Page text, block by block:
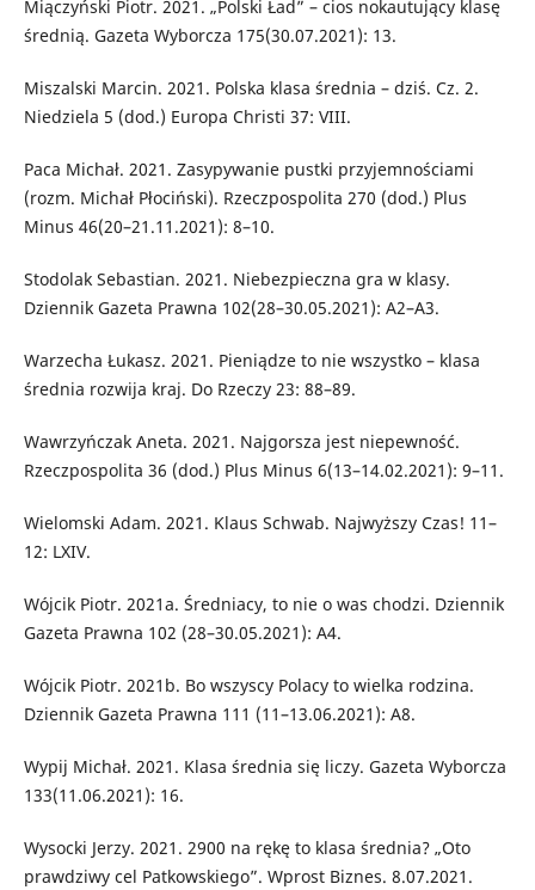
Miączyński Piotr. 2021. „Polski Ład” – cios nokautujący klasę
średnią. Gazeta Wyborcza 175(30.07.2021): 13.
Miszalski Marcin. 2021. Polska klasa średnia – dziś. Cz. 2.
Niedziela 5 (dod.) Europa Christi 37: VIII.
Paca Michał. 2021. Zasypywanie pustki przyjemnościami
(rozm. Michał Płociński). Rzeczpospolita 270 (dod.) Plus
Minus 46(20–21.11.2021): 8–10.
Stodolak Sebastian. 2021. Niebezpieczna gra w klasy.
Dziennik Gazeta Prawna 102(28–30.05.2021): A2–A3.
Warzecha Łukasz. 2021. Pieniądze to nie wszystko – klasa
średnia rozwija kraj. Do Rzeczy 23: 88–89.
Wawrzyńczak Aneta. 2021. Najgorsza jest niepewność.
Rzeczpospolita 36 (dod.) Plus Minus 6(13–14.02.2021): 9–11.
Wielomski Adam. 2021. Klaus Schwab. Najwyższy Czas! 11–
12: LXIV.
Wójcik Piotr. 2021a. Średniacy, to nie o was chodzi. Dziennik
Gazeta Prawna 102 (28–30.05.2021): A4.
Wójcik Piotr. 2021b. Bo wszyscy Polacy to wielka rodzina.
Dziennik Gazeta Prawna 111 (11–13.06.2021): A8.
Wypij Michał. 2021. Klasa średnia się liczy. Gazeta Wyborcza
133(11.06.2021): 16.
Wysocki Jerzy. 2021. 2900 na rękę to klasa średnia? „Oto
prawdziwy cel Patkowskiego”. Wprost Biznes. 8.07.2021.